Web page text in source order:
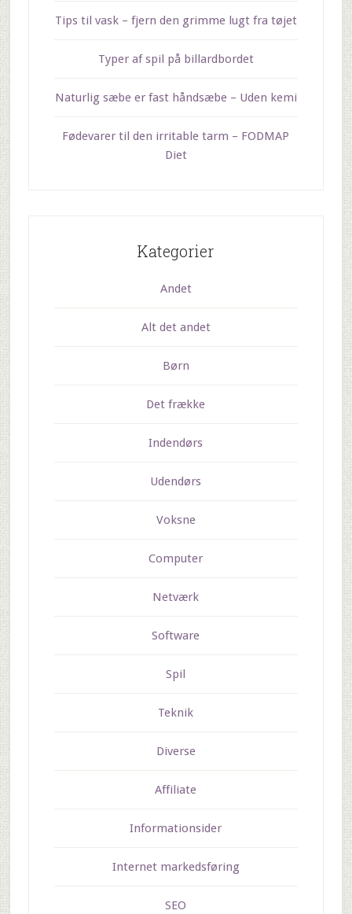
Tips til vask – fjern den grimme lugt fra tøjet
Typer af spil på billardbordet
Naturlig sæbe er fast håndsæbe – Uden kemi
Fødevarer til den irritable tarm – FODMAP
Diet
Kategorier
Andet
Alt det andet
Børn
Det frække
Indendørs
Udendørs
Voksne
Computer
Netværk
Software
Spil
Teknik
Diverse
Affiliate
Informationsider
Internet markedsføring
SEO